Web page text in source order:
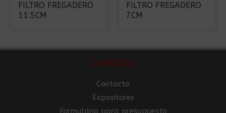
FILTRO FREGADERO
11.5CM
FILTRO FREGADERO
7CM
Contacto
Contacto
Expositores
Formulario para presupuesto